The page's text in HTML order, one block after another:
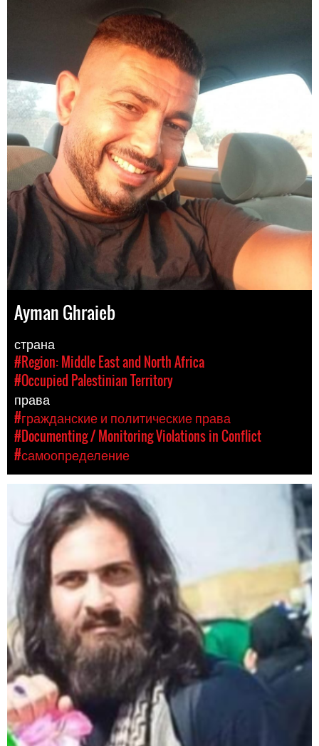
Ayman Ghraieb
страна
#Region: Middle East and North Africa
#Occupied Palestinian Territory
права
#гражданские и политические права
#Documenting / Monitoring Violations in Conflict
#самоопределение